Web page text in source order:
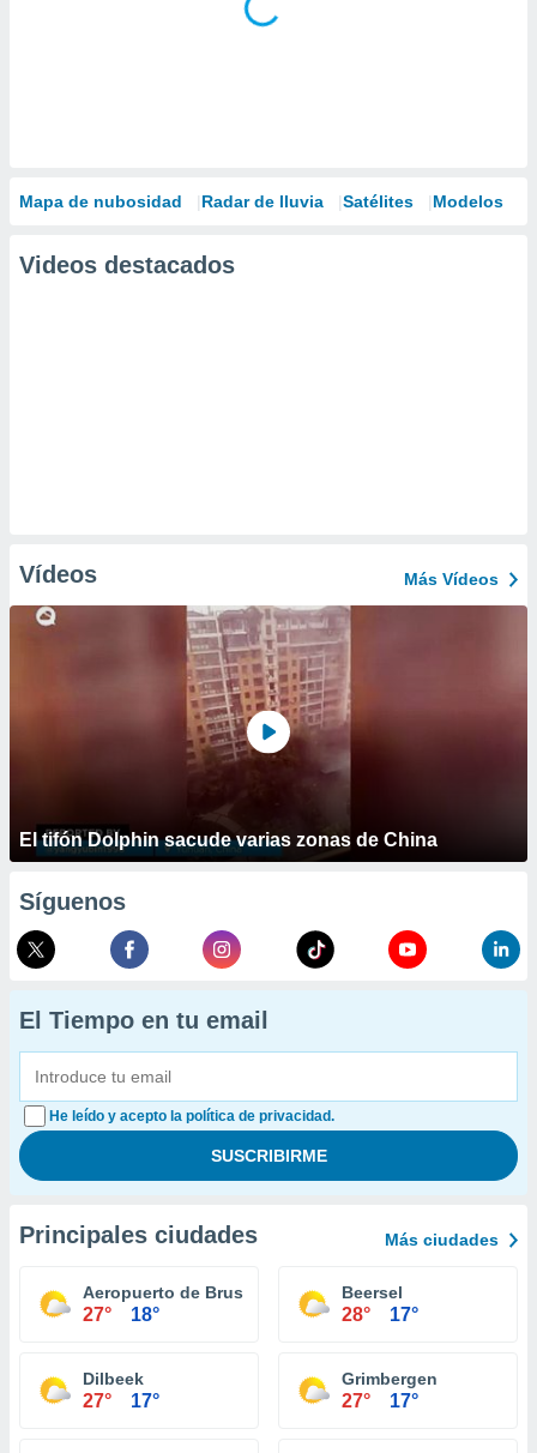
Mapa de nubosidad Radar de lluvia Satélites Modelos
Videos destacados
Vídeos Más Vídeos
El tifón Dolphin sacude varias zonas de China
Síguenos
El Tiempo en tu email
He leído y acepto la política de privacidad.
Principales ciudades Más ciudades
Aeropuerto de Bruselas-National
27° 18°
Beersel
28° 17°
Dilbeek
27° 17°
Grimbergen
27° 17°